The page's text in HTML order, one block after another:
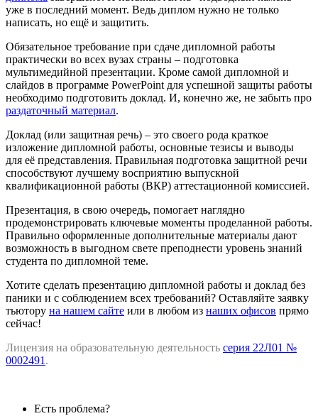
уже в последний момент. Ведь диплом нужно не только
написать, но ещё и защитить.
Обязательное требование при сдаче дипломной работы
практически во всех вузах страны – подготовка
мультимедийной презентации. Кроме самой дипломной и
слайдов в программе PowerPoint для успешной защиты работы
необходимо подготовить доклад. И, конечно же, не забыть про
раздаточный материал.
Доклад (или защитная речь) – это своего рода краткое
изложение дипломной работы, основные тезисы и выводы
для её представления. Правильная подготовка защитной речи
способствуют лучшему восприятию выпускной
квалификационной работы (ВКР) аттестационной комиссией.
Презентация, в свою очередь, помогает наглядно
продемонстрировать ключевые моменты проделанной работы.
Правильно оформленные дополнительные материалы дают
возможность в выгодном свете преподнести уровень знаний
студента по дипломной теме.
Хотите сделать презентацию дипломной работы и доклад без
паники и с соблюдением всех требований? Оставляйте заявку
тьютору на нашем сайте или в любом из наших офисов прямо
сейчас!
Лицензия на образовательную деятельность серия 22Л01 №
0002491.
Есть проблема?